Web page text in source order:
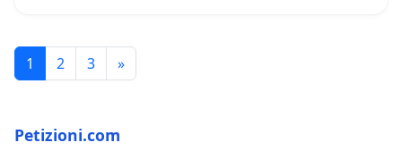
1 2 3 »
Petizioni.com